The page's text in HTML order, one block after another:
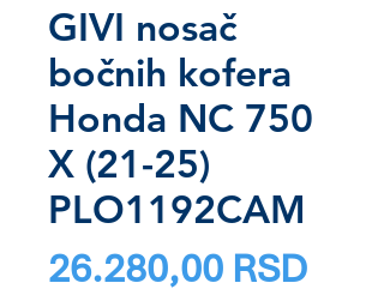
GIVI nosač
bočnih kofera
Honda NC 750
X (21-25)
PLO1192CAM
26.280,00 RSDPrice